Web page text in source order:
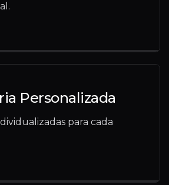
Personalizada
para cada